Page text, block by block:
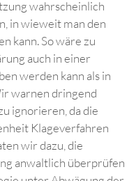
wahrscheinlich
in wieweit man den
kann. So wäre zu
auch in einer
werden kann als in
warnen dringend
ignorieren, da die
Klageverfahren
wir dazu, die
anwaltlich überprüfen